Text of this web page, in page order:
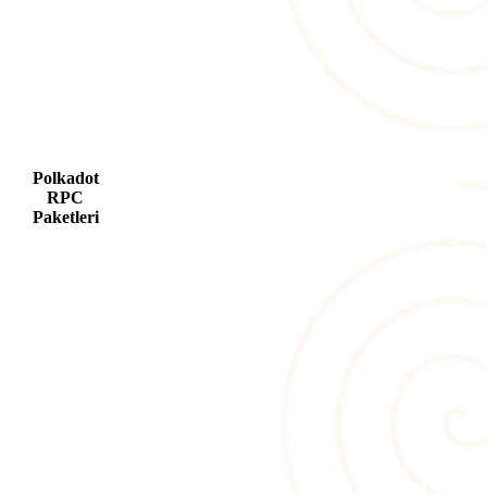
Polkadot
RPC
Paketleri